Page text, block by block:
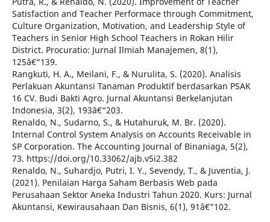
Satisfaction and Teacher Performace through Commitment,
Culture Organization, Motivation, and Leadership Style of
Teachers in Senior High School Teachers in Rokan Hilir
District. Procuratio: Jurnal Ilmiah Manajemen, 8(1),
125â€“139.
Rangkuti, H. A., Meilani, F., & Nurulita, S. (2020). Analisis
Perlakuan Akuntansi Tanaman Produktif berdasarkan PSAK
16 CV. Budi Bakti Agro. Jurnal Akuntansi Berkelanjutan
Indonesia, 3(2), 193â€“203.
Renaldo, N., Sudarno, S., & Hutahuruk, M. Br. (2020).
Internal Control System Analysis on Accounts Receivable in
SP Corporation. The Accounting Journal of Binaniaga, 5(2),
73. https://doi.org/10.33062/ajb.v5i2.382
Renaldo, N., Suhardjo, Putri, I. Y., Sevendy, T., & Juventia, J.
(2021). Penilaian Harga Saham Berbasis Web pada
Perusahaan Sektor Aneka Industri Tahun 2020. Kurs: Jurnal
Akuntansi, Kewirausahaan Dan Bisnis, 6(1), 91â€“102.